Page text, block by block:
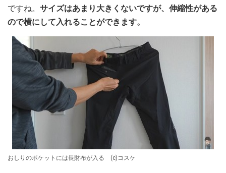
ですね。 サイズはあまり大きくないですが、伸縮性がある
ので横にして入れることができます。
おしりのポケットには長財布が入る (c)コスケ